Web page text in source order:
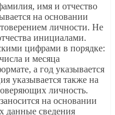
имя и отчество
на основании
личности. Не
инициалами.
цифрами в порядке:
и месяца
а год указывается
указывается также на
личность.
на основании
данные сведения